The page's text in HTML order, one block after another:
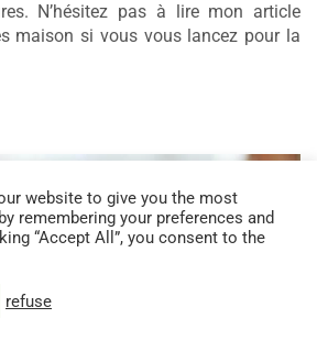
N’hésitez pas à lire mon article
maison si vous vous lancez pour la
website to give you the most
remembering your preferences and
“Accept All”, you consent to the
refuse